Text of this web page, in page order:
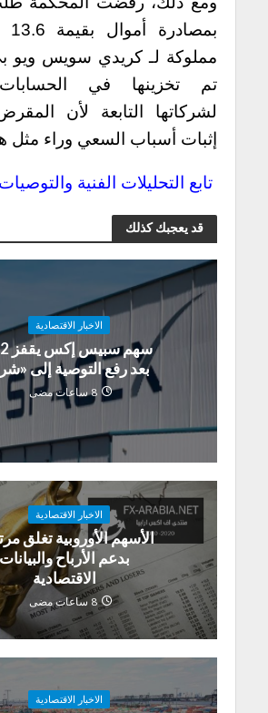
مملوكة لـ كريدي سويس ويو
تم تخزينها في
لشركاتها التابعة لأن
إثبات أسباب السعي وراء مثل
تابع التحليلات الفنية والتوصيات
قد يعجبك كذلك
الاخبار الاقتصادية
بعد رفع التوصية إلى
8 ساعات مضى
الاخبار الاقتصادية
الأسهم الأوروبية تغلق
بدعم الأرباح والبيانات
الاقتصادية
8 ساعات مضى
الاخبار الاقتصادية